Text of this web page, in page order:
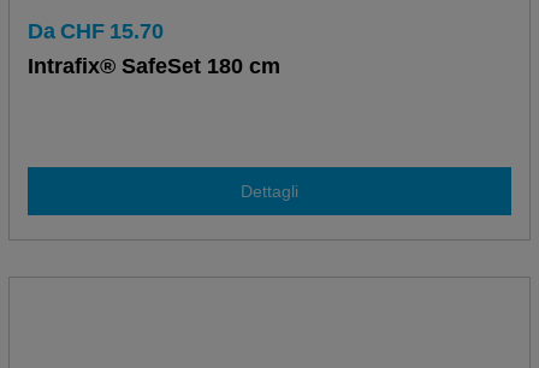
Da CHF 15.70
Intrafix® SafeSet 180 cm
Dettagli